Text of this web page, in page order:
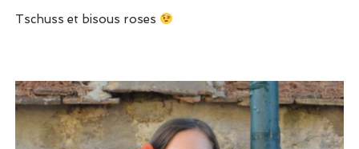
Tschuss et bisous roses